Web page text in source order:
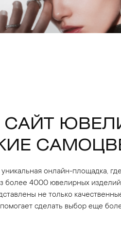
онлайн-площадка,
более 4000 ювелирных
не только
сделать выбор еще